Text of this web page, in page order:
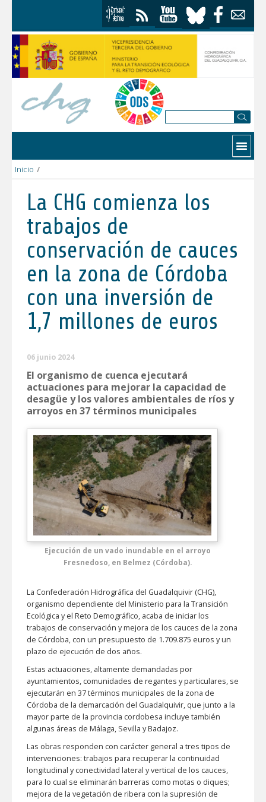
Contactar
Inicio /
La CHG comienza los
trabajos de
conservación de cauces
en la zona de Córdoba
con una inversión de
1,7 millones de euros
06 junio 2024
El organismo de cuenca ejecutará
actuaciones para mejorar la capacidad de
desagüe y los valores ambientales de ríos y
arroyos en 37 términos municipales
Ejecución de un vado inundable en el arroyo
Fresnedoso, en Belmez (Córdoba).
La Confederación Hidrográfica del Guadalquivir (CHG),
organismo dependiente del Ministerio para la Transición
Ecológica y el Reto Demográfico, acaba de iniciar los
trabajos de conservación y mejora de los cauces de la zona
de Córdoba, con un presupuesto de 1.709.875 euros y un
plazo de ejecución de dos años.
Estas actuaciones, altamente demandadas por
ayuntamientos, comunidades de regantes y particulares, se
ejecutarán en 37 términos municipales de la zona de
Córdoba de la demarcación del Guadalquivir, que junto a la
mayor parte de la provincia cordobesa incluye también
algunas áreas de Málaga, Sevilla y Badajoz.
Las obras responden con carácter general a tres tipos de
intervenciones: trabajos para recuperar la continuidad
longitudinal y conectividad lateral y vertical de los cauces,
para lo cual se eliminarán barreras como motas o diques;
mejora de la vegetación de ribera con la supresión de